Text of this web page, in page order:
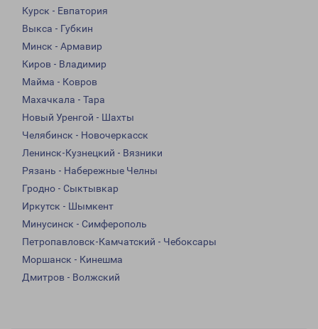
Курск - Евпатория
Выкса - Губкин
Минск - Армавир
Киров - Владимир
Майма - Ковров
Махачкала - Тара
Новый Уренгой - Шахты
Челябинск - Новочеркасск
Ленинск-Кузнецкий - Вязники
Рязань - Набережные Челны
Гродно - Сыктывкар
Иркутск - Шымкент
Минусинск - Симферополь
Петропавловск-Камчатский - Чебоксары
Моршанск - Кинешма
Дмитров - Волжский